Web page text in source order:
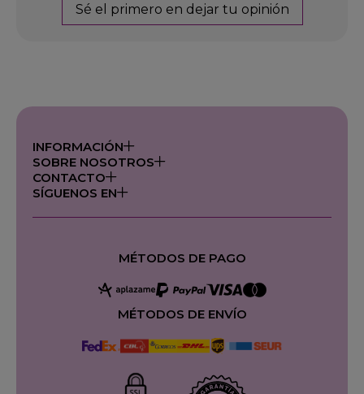
Sé el primero en dejar tu opinión
INFORMACIÓN
SOBRE NOSOTROS
CONTACTO
SÍGUENOS EN
MÉTODOS DE PAGO
MÉTODOS DE ENVÍO